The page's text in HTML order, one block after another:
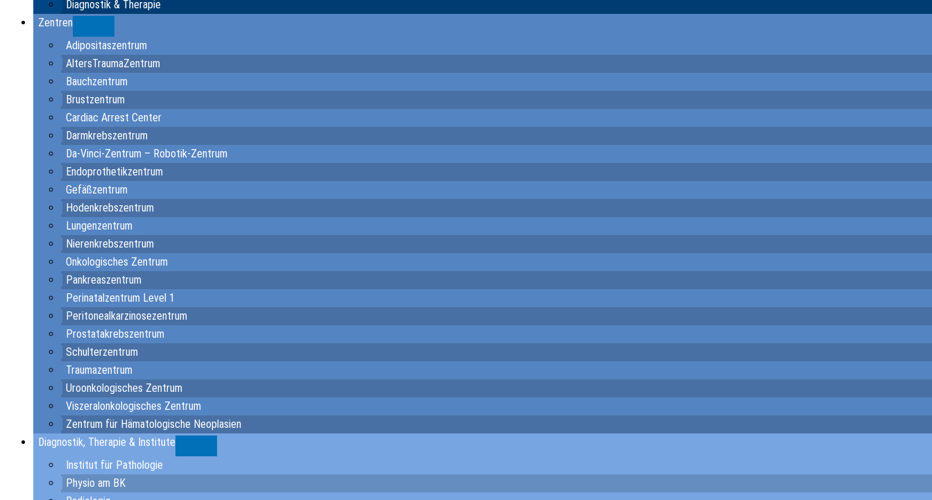
Diagnostik & Therapie
Zentren
Adipositaszentrum
AltersTraumaZentrum
Bauchzentrum
Brustzentrum
Cardiac Arrest Center
Darmkrebszentrum
Da-Vinci-Zentrum – Robotik-Zentrum
Endoprothetikzentrum
Gefäßzentrum
Hodenkrebszentrum
Lungenzentrum
Nierenkrebszentrum
Onkologisches Zentrum
Pankreaszentrum
Perinatalzentrum Level 1
Peritonealkarzinosezentrum
Prostatakrebszentrum
Schulterzentrum
Traumazentrum
Uroonkologisches Zentrum
Viszeralonkologisches Zentrum
Zentrum für Hämatologische Neoplasien
Diagnostik, Therapie & Institute
Institut für Pathologie
Physio am BK